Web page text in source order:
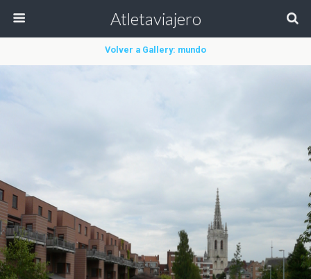
Atletaviajero
Volver a Gallery: mundo